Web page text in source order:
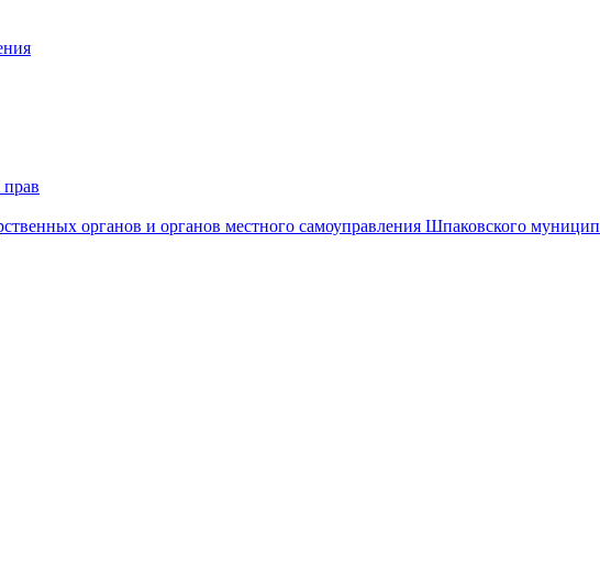
органов и органов местного самоуправления Шпаковского